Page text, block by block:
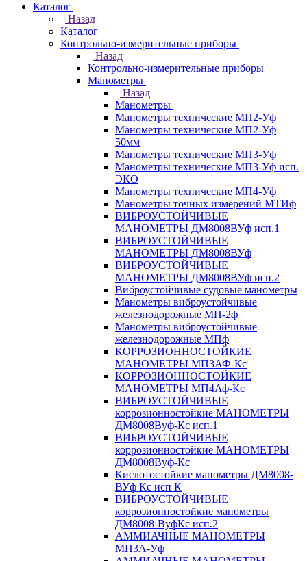
Каталог
Назад
Каталог
Контрольно-измерительные приборы
Назад
Контрольно-измерительные приборы
Манометры
Назад
Манометры
Манометры технические МП2-Уф
Манометры технические МП2-Уф
50мм
Манометры технические МП3-Уф
Манометры технические МП3-Уф исп.
ЭКО
Манометры технические МП4-Уф
Манометры точных измерений МТИф
ВИБРОУСТОЙЧИВЫЕ
МАНОМЕТРЫ ДМ8008ВУф исп.1
ВИБРОУСТОЙЧИВЫЕ
МАНОМЕТРЫ ДМ8008ВУф
ВИБРОУСТОЙЧИВЫЕ
МАНОМЕТРЫ ДМ8008ВУф исп.2
Виброустойчивые судовые манометры
Манометры виброустойчивые
железнодорожные МП-2ф
Манометры виброустойчивые
железнодорожные МПф
КОРРОЗИОННОСТОЙКИЕ
МАНОМЕТРЫ МП3АФ-Кс
КОРРОЗИОННОСТОЙКИЕ
МАНОМЕТРЫ МП4Аф-Кс
ВИБРОУСТОЙЧИВЫЕ
коррозионностойкие МАНОМЕТРЫ
ДМ8008Вуф-Кс исп.1
ВИБРОУСТОЙЧИВЫЕ
коррозионностойкие МАНОМЕТРЫ
ДМ8008Вуф-Кс
Кислотостойкие манометры ДМ8008-
ВУф Кс исп К
ВИБРОУСТОЙЧИВЫЕ
коррозионностойкие манометры
ДМ8008-ВуфКс исп.2
АММИАЧНЫЕ МАНОМЕТРЫ
МП3А-Уф